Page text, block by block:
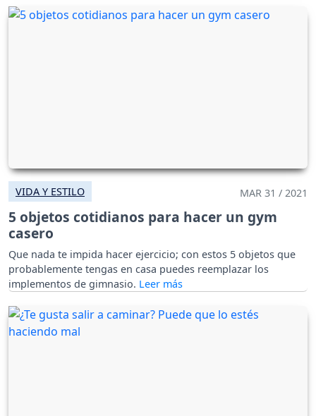
VIDA Y ESTILO MAR 31 / 2021
5 objetos cotidianos para hacer un gym
casero
Que nada te impida hacer ejercicio; con estos 5 objetos que
probablemente tengas en casa puedes reemplazar los
implementos de gimnasio.